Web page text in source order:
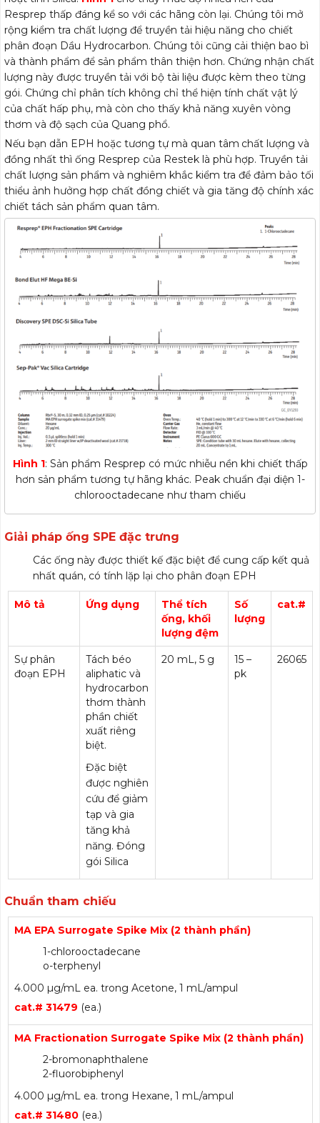
Resprep thấp đáng kể so với các hãng còn lại. Chúng tôi mở
rộng kiểm tra chất lượng để truyền tải hiệu năng cho chiết
phân đoạn Dầu Hydrocarbon. Chúng tôi cũng cải thiện bao bì
và thành phẩm để sản phẩm thân thiện hơn. Chứng nhận chất
lượng này được truyền tải với bộ tài liệu được kèm theo từng
gói. Chứng chỉ phân tích không chỉ thể hiện tính chất vật lý
của chất hấp phụ, mà còn cho thấy khả năng xuyên vòng
thơm và độ sạch của Quang phổ.
Nếu bạn dẫn EPH hoặc tương tự mà quan tâm chất lượng và
đồng nhất thì ống Resprep của Restek là phù hợp. Truyền tải
chất lượng sản phẩm và nghiêm khắc kiểm tra để đảm bảo tối
thiểu ảnh hưởng hợp chất đồng chiết và gia tăng độ chính xác
chiết tách sản phẩm quan tâm.
Hình 1: Sản phẩm Resprep có mức nhiễu nền khi chiết thấp
hơn sản phẩm tương tự hãng khác. Peak chuẩn đại diện 1-
chlorooctadecane như tham chiếu
Giải pháp ống SPE đặc trưng
Các ống này được thiết kế đặc biệt để cung cấp kết quả
nhất quán, có tính lặp lại cho phân đoạn EPH
Mô tả Ứng dụng
Thể tích
ống, khối
lượng đệm
Số
lượng
cat.#
Sự phân
đoạn EPH
Tách béo
aliphatic và
hydrocarbon
thơm thành
phần chiết
xuất riêng
biệt.
Đặc biệt
được nghiên
cứu để giảm
tạp và gia
tăng khả
năng. Đóng
gói Silica
20 mL, 5 g
15 –
pk
26065
Chuẩn tham chiếu
MA EPA Surrogate Spike Mix (2 thành phần)
1-chlorooctadecane
o-terphenyl
4.000 µg/mL ea. trong Acetone, 1 mL/ampul
cat.# 31479 (ea.)
MA Fractionation Surrogate Spike Mix (2 thành phần)
2-bromonaphthalene
2-fluorobiphenyl
4.000 µg/mL ea. trong Hexane, 1 mL/ampul
cat.# 31480(ea.)